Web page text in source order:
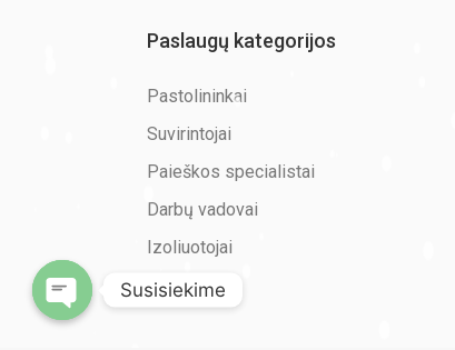
Paslaugų kategorijos
Pastolininkai
Suvirintojai
Paieškos specialistai
Darbų vadovai
Izoliuotojai
Susisiekime